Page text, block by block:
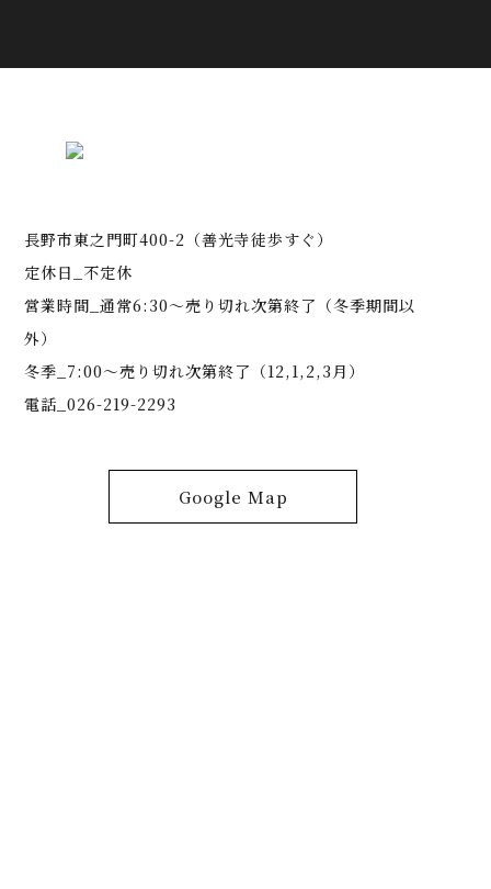
長野市東之門町400-2（善光寺徒歩すぐ）
定休日_不定休
営業時間_通常6:30～売り切れ次第終了（冬季期間以
外）
冬季_7:00～売り切れ次第終了（12,1,2,3月）
電話_026-219-2293
Google Map